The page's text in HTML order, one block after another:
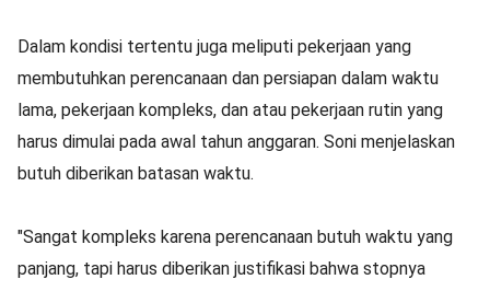
Dalam kondisi tertentu juga meliputi pekerjaan yang
membutuhkan perencanaan dan persiapan dalam waktu
lama, pekerjaan kompleks, dan atau pekerjaan rutin yang
harus dimulai pada awal tahun anggaran. Soni menjelaskan
butuh diberikan batasan waktu.
"Sangat kompleks karena perencanaan butuh waktu yang
panjang, tapi harus diberikan justifikasi bahwa stopnya